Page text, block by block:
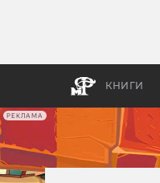
РЕКЛАМА
КНИГИ